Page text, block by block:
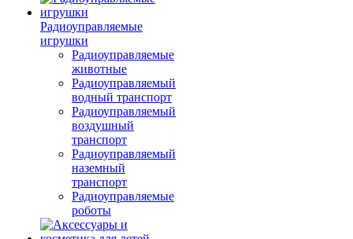
Радиоуправляемые
игрушки
Радиоуправляемые
животные
Радиоуправляемый
водный транспорт
Радиоуправляемый
воздушный
транспорт
Радиоуправляемый
наземный
транспорт
Радиоуправляемые
роботы